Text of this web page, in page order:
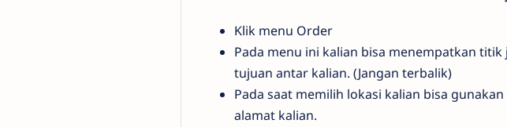
Klik menu Order
Pada menu ini kalian bisa menempatkan
tujuan antar kalian. (Jangan terbalik)
Pada saat memilih lokasi kalian bisa
alamat kalian.